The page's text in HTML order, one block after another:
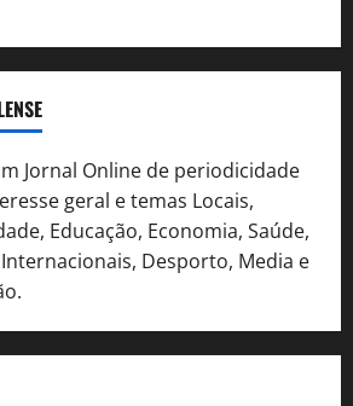
Jornal Online de periodicidade
geral e temas Locais,
Educação, Economia, Saúde,
Desporto, Media e